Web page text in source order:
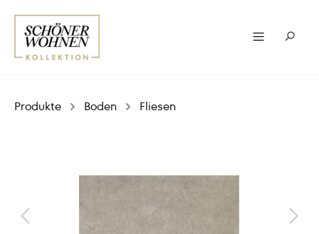
Produkte Boden Fliesen